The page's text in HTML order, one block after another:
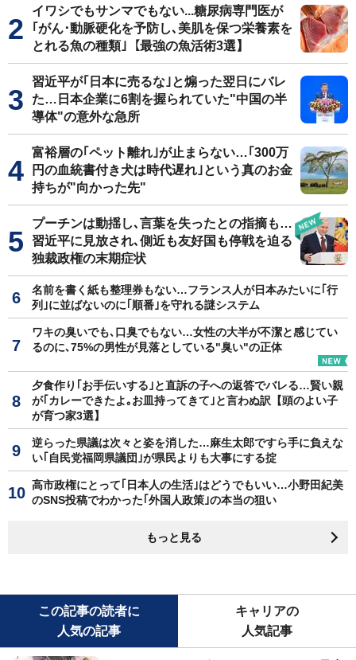
イワシでもサンマでもない...糖尿病専門医が
｢がん･動脈硬化を予防し､美肌を保つ栄養素を
とれる魚の種類｣【最強の魚活術3選】
習近平が｢日本に売るな｣と煽った翌日にバレ
た…日本企業に6割を握られていた"中国の半
導体"の意外な急所
富裕層の｢ペット離れ｣が止まらない…｢300万
円の血統書付き犬は時代遅れ｣という真のお金
持ちが"向かった先"
プーチンは動揺し､言葉を失ったとの指摘も…
習近平に見放され､側近も友好国も停戦を迫る
独裁政権の末期症状
名前を書く紙も整理券もない…フランス人が日本みたいに｢行
列｣に並ばないのに｢順番｣を守れる謎システム
ワキの臭いでも､口臭でもない…女性の大半が不潔と感じてい
るのに､75%の男性が見落としている"臭い"の正体
夕食作り｢お手伝いする｣と直訴の子への返答でバレる…賢い親
が｢カレーできたよ｡お皿持ってきて｣と言わぬ訳【頭のよい子
が育つ家3選】
逆らった県議は次々と姿を消した…麻生太郎ですら手に負えな
い｢自民党福岡県議団｣が県民よりも大事にする掟
高市政権にとって｢日本人の生活｣はどうでもいい…小野田紀美
のSNS投稿でわかった｢外国人政策｣の本当の狙い
もっと見る
この記事の読者に
人気の記事
キャリアの
人気記事